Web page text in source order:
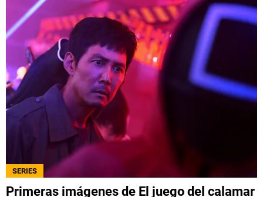
SERIES
Primeras imágenes de El juego del calamar